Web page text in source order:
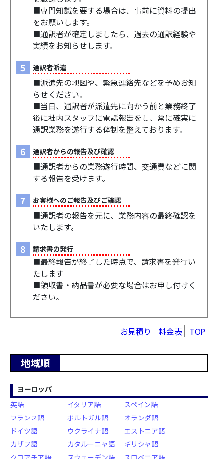
■専門知識を要する場合は、事前に資料の提出
をお願いします。
■通訳者が確定しましたら、過去の通訳経験や
実績をお知らせします。
5 通訳者派遣
■派遣先の地図や、緊急連絡先などを予めお知
らせください。
■当日、通訳者が派遣先に向かう前と業務終了
後に社内スタッフに電話報告をし、常に確実に
通訳業務を遂行する体制を整えております。
6 通訳者からの報告及び確認
■通訳者からの業務遂行時間、交通費などに関
する報告を受けます。
7 お客様へのご報告及びご確認
■通訳者の報告を元に、業務内容の最終確認を
いたします。
8 請求書の発行
■最終報告が終了した時点で、請求書を発行い
たします
■領収書・納品書が必要な場合はお申し付けく
ださい。
お見積り 料金表 TOP
地域順
ヨーロッパ
英語
イタリア語
スペイン語
フランス語
ポルトガル語
オランダ語
ドイツ語
ウクライナ語
エストニア語
カザフ語
カタルーニャ語
ギリシャ語
クロアチア語
スウェーデン語
スロベニア語